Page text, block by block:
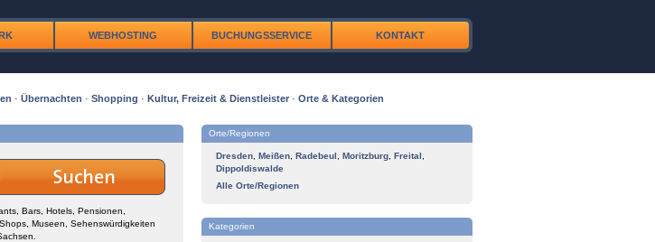
WEBHOSTING BUCHUNGSSERVICE KONTAKT
· Übernachten · Shopping · Kultur, Freizeit & Dienstleister · Orte & Kategorien
Bars, Hotels, Pensionen,
Museen, Sehenswürdigkeiten
Orte/Regionen
Dresden Meißen Radebeul Moritzburg Freital
Dippoldiswalde
Alle Orte/Regionen
Kategorien